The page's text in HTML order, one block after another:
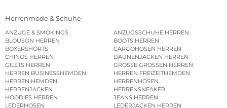
Herrenmode & Schuhe
ANZÜGE & SMOKINGS
ANZUGSSCHUHE HERREN
BLOUSON HERREN
BOOTS HERREN
BOXERSHORTS
CARGOHOSEN HERREN
CHINOS HERREN
DAUNENJACKEN HERREN
GILETS HERREN
GROSSE GRÖSSEN HERREN
HERREN BUSINESSHEMDEN
HERREN FREIZEITHEMDEN
HERREN HEMDEN
HERRENHOSEN
HERRENJACKEN
HERRENSNEAKER
HOODIES HERREN
JEANS HERREN
LEDERHOSEN
LEDERJACKEN HERREN